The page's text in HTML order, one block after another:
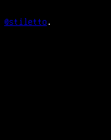
@stiletto